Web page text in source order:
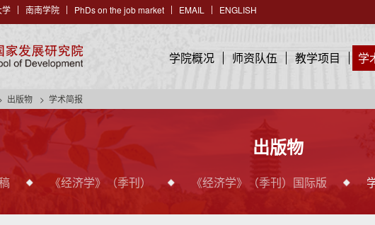
学 南南学院 PhDs on the job market EMAIL ENGLISH
学院概况 师资队伍 教学项目 学
出版物 学术简报
出版物
《经济学》（季刊） 《经济学》（季刊）国际版